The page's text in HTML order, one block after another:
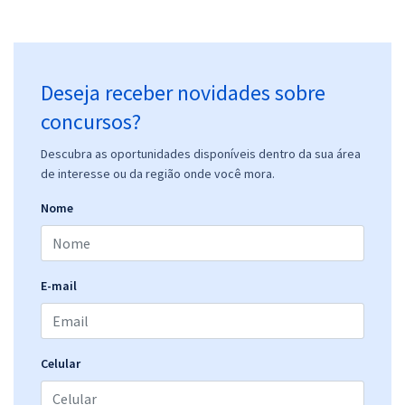
ou 12x deR$29,52
Prefeitura de Suzano - SP - Fisioterapeuta
Deseja receber novidades sobre
concursos?
Descubra as oportunidades disponíveis dentro da sua área
de interesse ou da região onde você mora.
Nome
E-mail
Celular